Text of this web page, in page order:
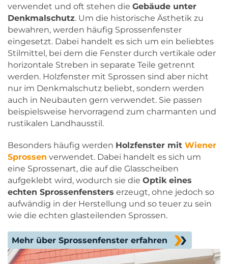
verwendet und oft stehen die Gebäude unter
Denkmalschutz. Um die historische Ästhetik zu
bewahren, werden häufig Sprossenfenster
eingesetzt. Dabei handelt es sich um ein beliebtes
Stilmittel, bei dem die Fenster durch vertikale oder
horizontale Streben in separate Teile getrennt
werden. Holzfenster mit Sprossen sind aber nicht
nur im Denkmalschutz beliebt, sondern werden
auch in Neubauten gern verwendet. Sie passen
beispielsweise hervorragend zum charmanten und
rustikalen Landhausstil.
Besonders häufig werden Holzfenster mit Wiener
Sprossen verwendet. Dabei handelt es sich um
eine Sprossenart, die auf die Glasscheiben
aufgeklebt wird, wodurch sie die Optik eines
echten Sprossenfensters erzeugt, ohne jedoch so
aufwändig in der Herstellung und so teuer zu sein
wie die echten glasteilenden Sprossen.
Mehr über Sprossenfenster erfahren